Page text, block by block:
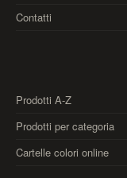
Contatti
Prodotti A-Z
Prodotti per categoria
Cartelle colori online